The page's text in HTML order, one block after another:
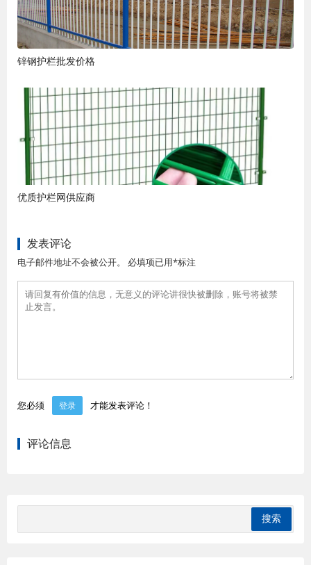
锌钢护栏批发价格
优质护栏网供应商
发表评论
电子邮件地址不会被公开。 必填项已用*标注
您必须 登录 才能发表评论！
评论信息